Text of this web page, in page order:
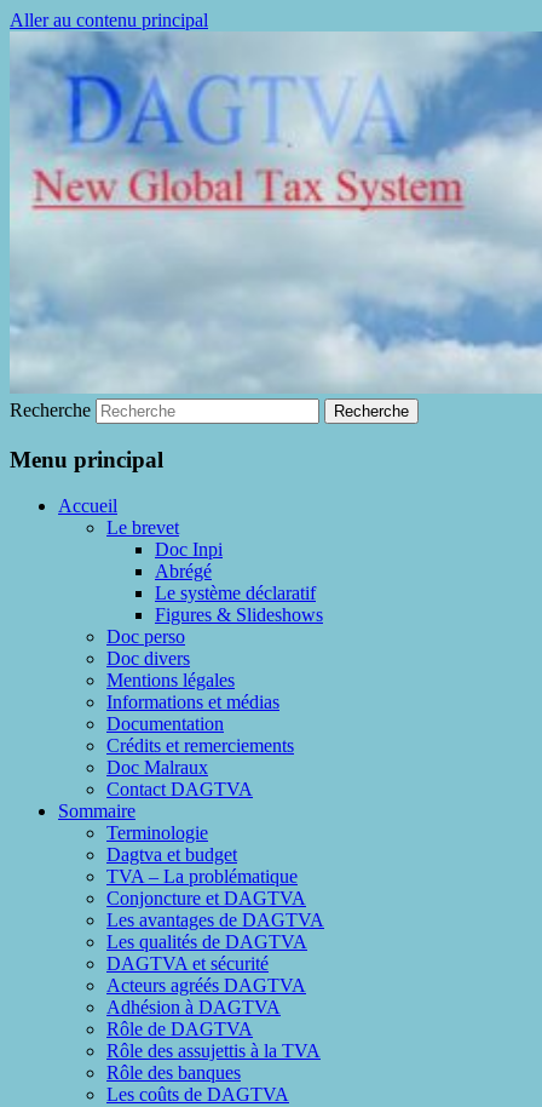
Aller au contenu principal
DAGTVA
La fin de la fraude à la TVA
Recherche
Menu principal
Accueil
Le brevet
Doc Inpi
Abrégé
Le système déclaratif
Figures & Slideshows
Doc perso
Doc divers
Mentions légales
Informations et médias
Documentation
Crédits et remerciements
Doc Malraux
Contact DAGTVA
Sommaire
Terminologie
Dagtva et budget
TVA – La problématique
Conjoncture et DAGTVA
Les avantages de DAGTVA
Les qualités de DAGTVA
DAGTVA et sécurité
Acteurs agréés DAGTVA
Adhésion à DAGTVA
Rôle de DAGTVA
Rôle des assujettis à la TVA
Rôle des banques
Les coûts de DAGTVA